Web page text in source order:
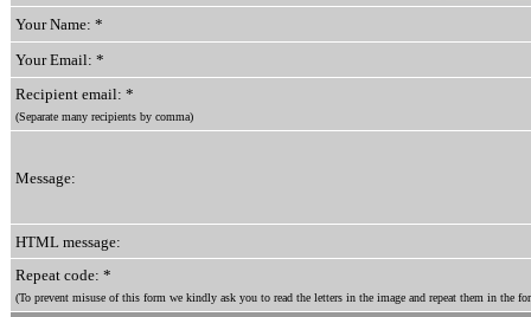
Your Name: *
Your Email: *
Recipient email: *
(Separate many recipients by comma)
Message:
HTML message:
Repeat code: *
(To prevent misuse of this form we kindly ask you to read the letters in the image and repeat them in the